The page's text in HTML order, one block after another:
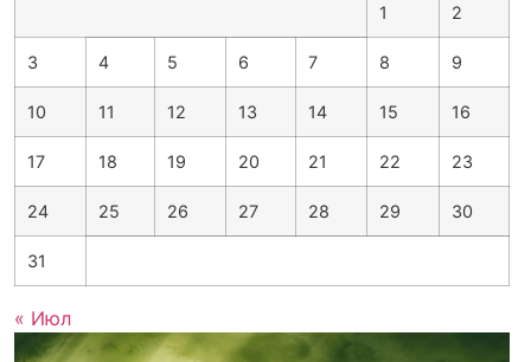
1 2
3 4 5 6 7 8 9
10 11 12 13 14 15 16
17 18 19 20 21 22 23
24 25 26 27 28 29 30
31
« Июл